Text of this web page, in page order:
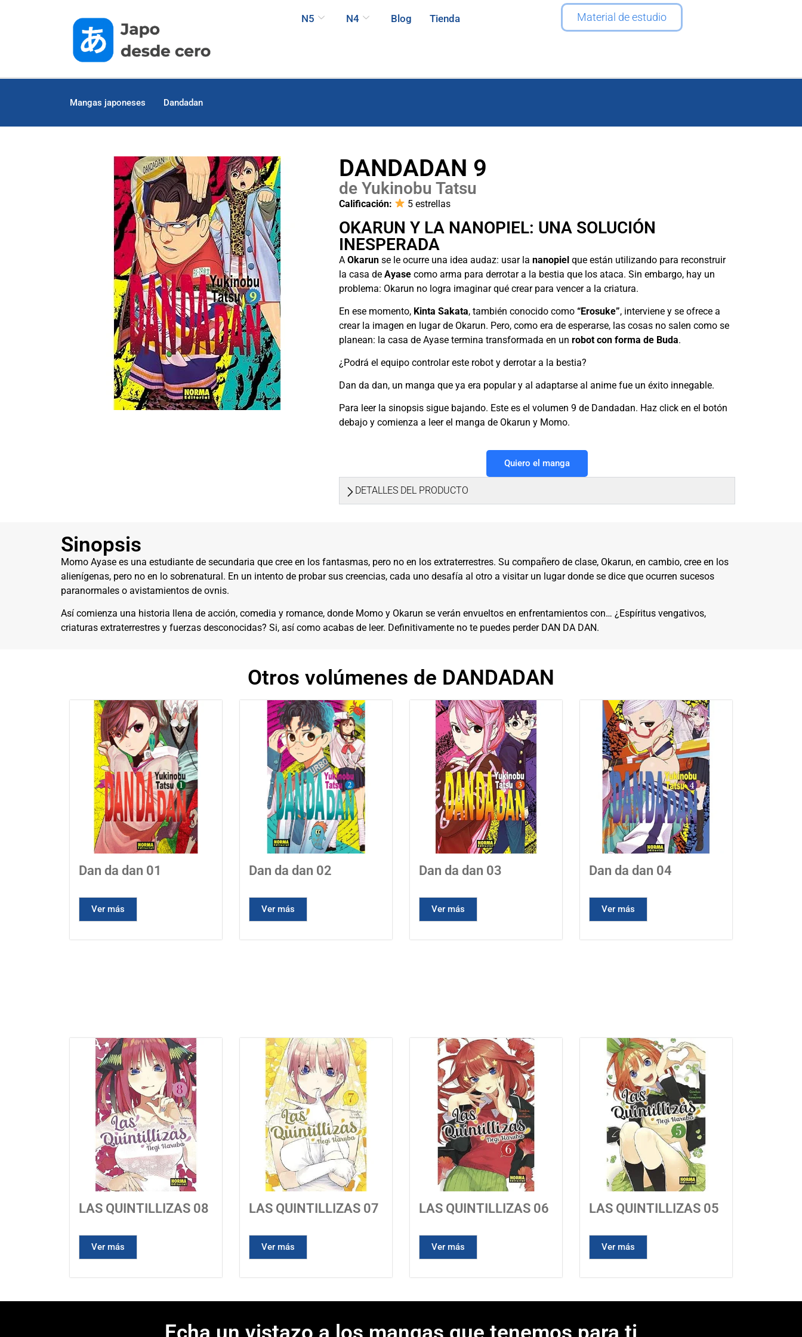
N5 N4 Blog Tienda Material de estudio
Mangas japoneses Dandadan
DANDADAN 9
de Yukinobu Tatsu
Calificación: 5 estrellas
OKARUN Y LA NANOPIEL: UNA SOLUCIÓN
INESPERADA
A Okarun se le ocurre una idea audaz: usar la nanopiel que están utilizando para reconstruir
la casa de Ayase como arma para derrotar a la bestia que los ataca. Sin embargo, hay un
problema: Okarun no logra imaginar qué crear para vencer a la criatura.
En ese momento, Kinta Sakata, también conocido como “Erosuke”, interviene y se ofrece a
crear la imagen en lugar de Okarun. Pero, como era de esperarse, las cosas no salen como se
planean: la casa de Ayase termina transformada en un robot con forma de Buda.
¿Podrá el equipo controlar este robot y derrotar a la bestia?
Dan da dan, un manga que ya era popular y al adaptarse al anime fue un éxito innegable.
Para leer la sinopsis sigue bajando. Este es el volumen 9 de Dandadan. Haz click en el botón
debajo y comienza a leer el manga de Okarun y Momo.
Quiero el manga
DETALLES DEL PRODUCTO
Sinopsis
Momo Ayase es una estudiante de secundaria que cree en los fantasmas, pero no en los extraterrestres. Su compañero de clase, Okarun, en cambio, cree en los
alienígenas, pero no en lo sobrenatural. En un intento de probar sus creencias, cada uno desafía al otro a visitar un lugar donde se dice que ocurren sucesos
paranormales o avistamientos de ovnis.
Así comienza una historia llena de acción, comedia y romance, donde Momo y Okarun se verán envueltos en enfrentamientos con… ¿Espíritus vengativos,
criaturas extraterrestres y fuerzas desconocidas? Si, así como acabas de leer. Definitivamente no te puedes perder DAN DA DAN.
Otros volúmenes de DANDADAN
Dan da dan 01
Ver más
Dan da dan 02
Ver más
Dan da dan 03
Ver más
Dan da dan 04
Ver más
LAS QUINTILLIZAS 08
Ver más
LAS QUINTILLIZAS 07
Ver más
LAS QUINTILLIZAS 06
Ver más
LAS QUINTILLIZAS 05
Ver más